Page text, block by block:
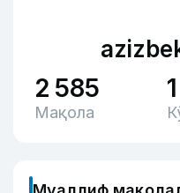
2 585
Мақола